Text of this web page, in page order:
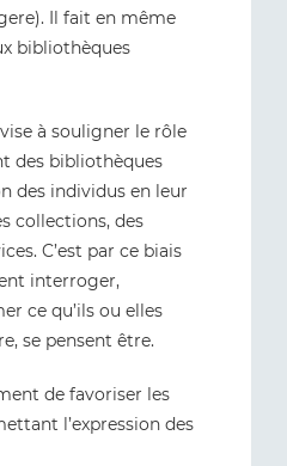
Il fait en même
bibliothèques
à souligner le rôle
des bibliothèques
des individus en leur
collections, des
C’est par ce biais
interroger,
ce qu’ils ou elles
se pensent être.
de favoriser les
l’expression des